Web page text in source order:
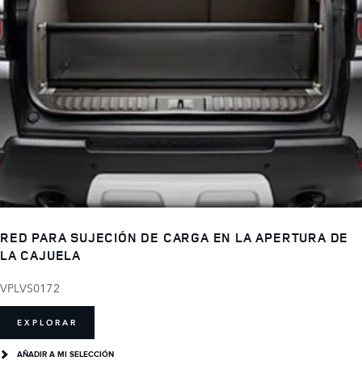
RED PARA SUJECIÓN DE CARGA EN LA APERTURA DE
LA CAJUELA
VPLVS0172
EXPLORAR
AÑADIR A MI SELECCIÓN